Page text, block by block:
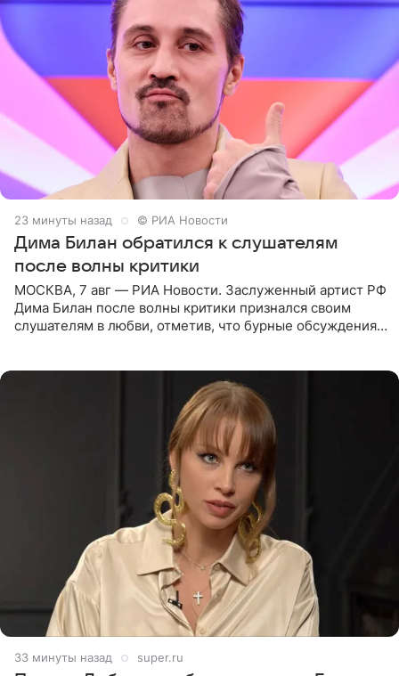
23 минуты назад © РИА Новости
Дима Билан обратился к слушателям
после волны критики
МОСКВА, 7 авг — РИА Новости. Заслуженный артист РФ
Дима Билан после волны критики признался своим
слушателям в любви, отметив, что бурные обсуждения
33 минуты назад super.ru